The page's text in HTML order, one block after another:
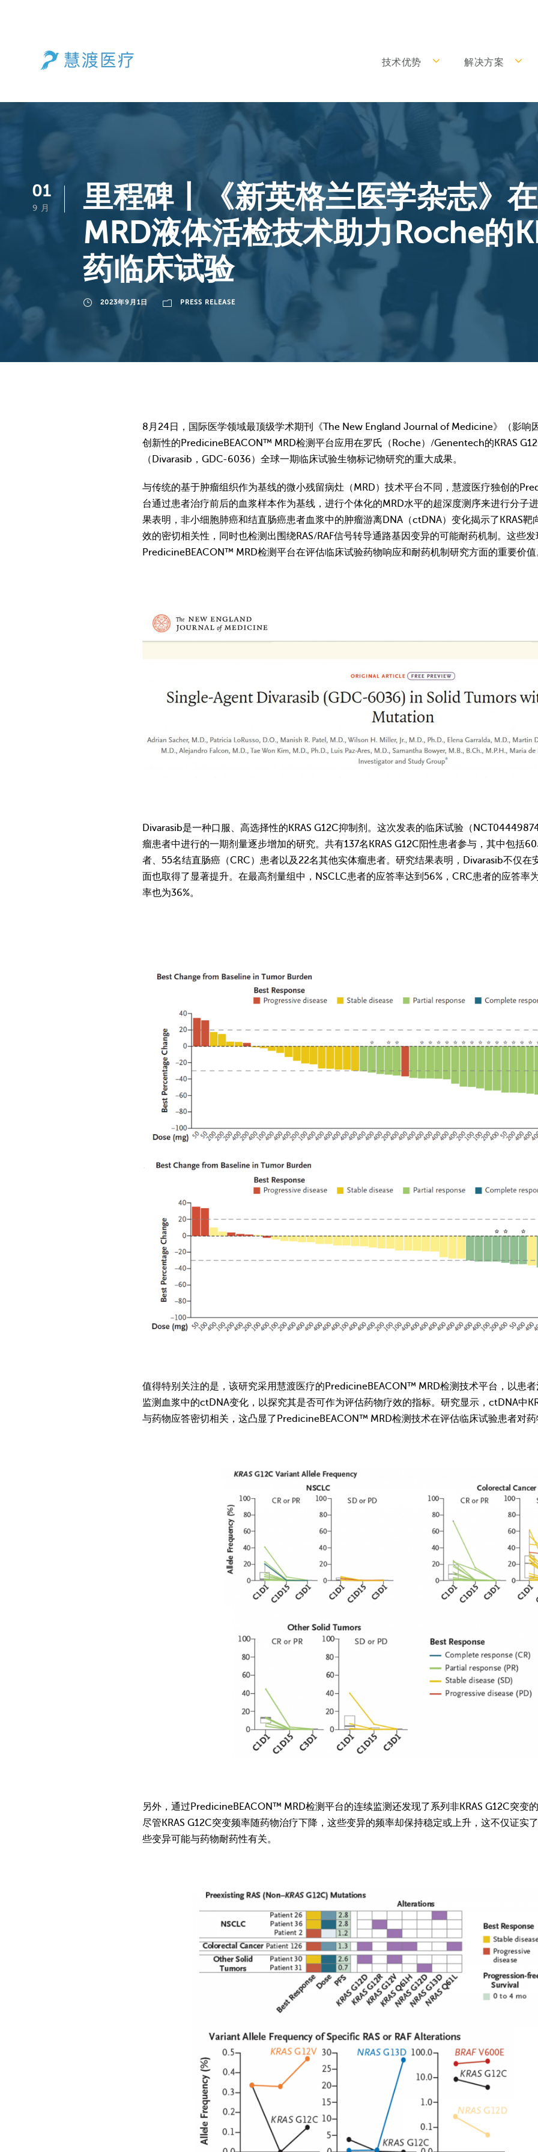
技术优势 解决方案
01
9 月
里程碑丨《新英格兰医学杂志》
MRD液体活检技术助力Roche的
药临床试验
2023年9月1日 PRESS RELEASE
8月24日，国际医学领域最顶级学术期刊《The New England Journal of Medicine》（影响
创新性的PredicineBEACON™ MRD检测平台应用在罗氏（Roche）/Genentech的KRAS
（Divarasib，GDC-6036）全球一期临床试验生物标记物研究的重大成果。
与传统的基于肿瘤组织作为基线的微小残留病灶（MRD）技术平台不同，慧渡医疗独创的
台通过患者治疗前后的血浆样本作为基线，进行个体化的MRD水平的超深度测序来进行分子
果表明，非小细胞肺癌和结直肠癌患者血浆中的肿瘤游离DNA（ctDNA）变化揭示了KRAS靶
效的密切相关性，同时也检测出围绕RAS/RAF信号转导通路基因变异的可能耐药机制。这些
PredicineBEACON™ MRD检测平台在评估临床试验药物响应和耐药机制研究方面的重要价值
Divarasib是一种口服、高选择性的KRAS G12C抑制剂。这次发表的临床试验（
瘤患者中进行的一期剂量逐步增加的研究。共有137名KRAS G12C阳性患者参与，其中包括
者、55名结直肠癌（CRC）患者以及22名其他实体瘤患者。研究结果表明，Divarasib不仅在
面也取得了显著提升。在最高剂量组中，NSCLC患者的应答率达到56%，CRC患者的应答率
率也为36%。
值得特别关注的是，该研究采用慧渡医疗的PredicineBEACON™ MRD检测技术平台，以患
监测血浆中的ctDNA变化，以探究其是否可作为评估药物疗效的指标。研究显示，ctDNA中
与药物应答密切相关，这凸显了PredicineBEACON™ MRD检测技术在评估临床试验患者对
另外，通过PredicineBEACON™ MRD检测平台的连续监测还发现了系列非KRAS G12C突变
尽管KRAS G12C突变频率随药物治疗下降，这些变异的频率却保持稳定或上升，这不仅证实
些变异可能与药物耐药性有关。